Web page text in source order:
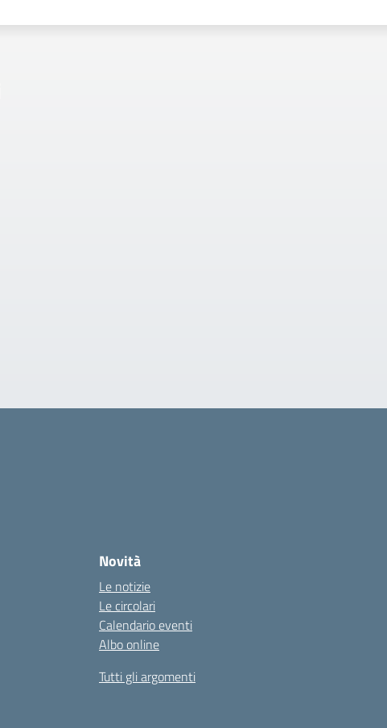
Novità
Le notizie
Le circolari
Calendario eventi
Albo online
Tutti gli argomenti